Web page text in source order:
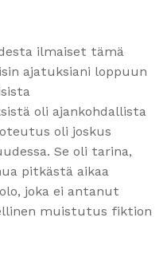
ilmaiset tämä
ajatuksiani loppuun
oli ajankohdallista
oli joskus
Se oli tarina,
pitkästä aikaa
joka ei antanut
muistutus fiktion